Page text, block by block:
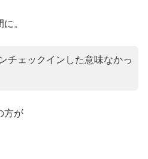
。
チェックインした意味なかっ
方が